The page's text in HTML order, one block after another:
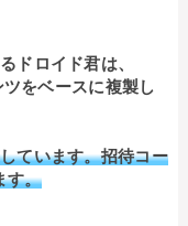
ドロイド君は、
をベースに複製し
ています。招待コー
す。